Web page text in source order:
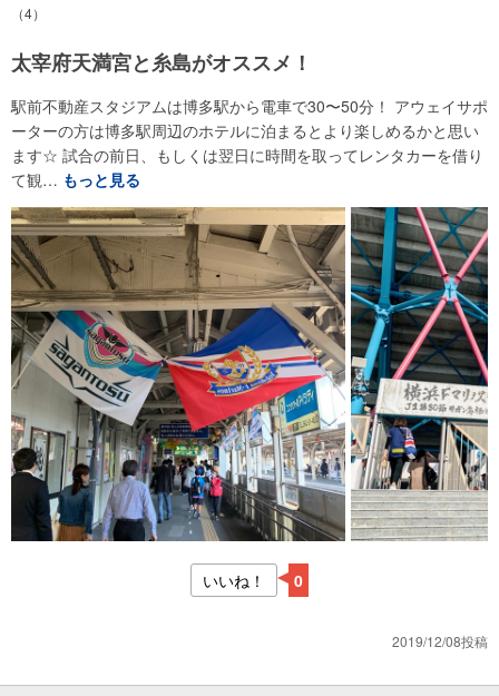
（4）
太宰府天満宮と糸島がオススメ！
駅前不動産スタジアムは博多駅から電車で30〜50分！ アウェイサポ
ーターの方は博多駅周辺のホテルに泊まるとより楽しめるかと思い
ます☆ 試合の前日、もしくは翌日に時間を取ってレンタカーを借り
て観… もっと見る
いいね！ 0
2019/12/08投稿